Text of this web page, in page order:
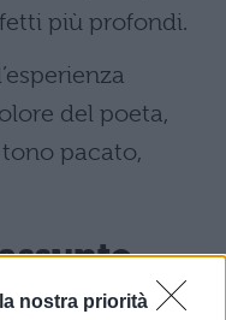
nostra priorità
più profondi.
del poeta,
pacato,